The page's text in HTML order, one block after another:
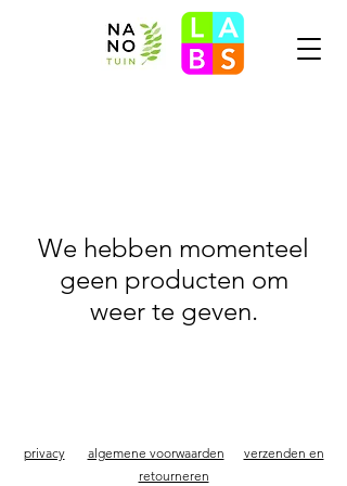
We hebben momenteel
geen producten om
weer te geven.
privacy algemene voorwaarden
verzenden en
retourneren